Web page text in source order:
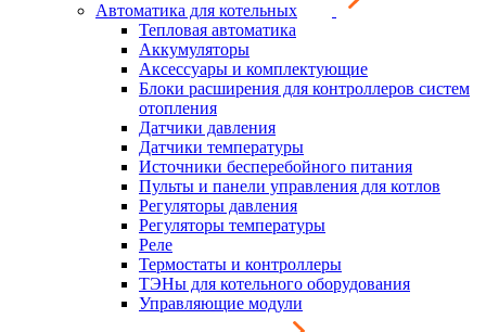
Автоматика для котельных
Тепловая автоматика
Аккумуляторы
Аксессуары и комплектующие
Блоки расширения для контроллеров систем
отопления
Датчики давления
Датчики температуры
Источники бесперебойного питания
Пульты и панели управления для котлов
Регуляторы давления
Регуляторы температуры
Реле
Термостаты и контроллеры
ТЭНы для котельного оборудования
Управляющие модули